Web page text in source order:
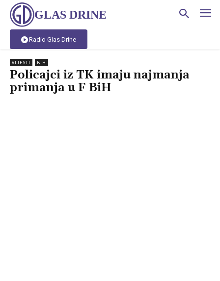
GLAS DRINE
Radio Glas Drine
VIJESTI BIH
Policajci iz TK imaju najmanja
primanja u F BiH